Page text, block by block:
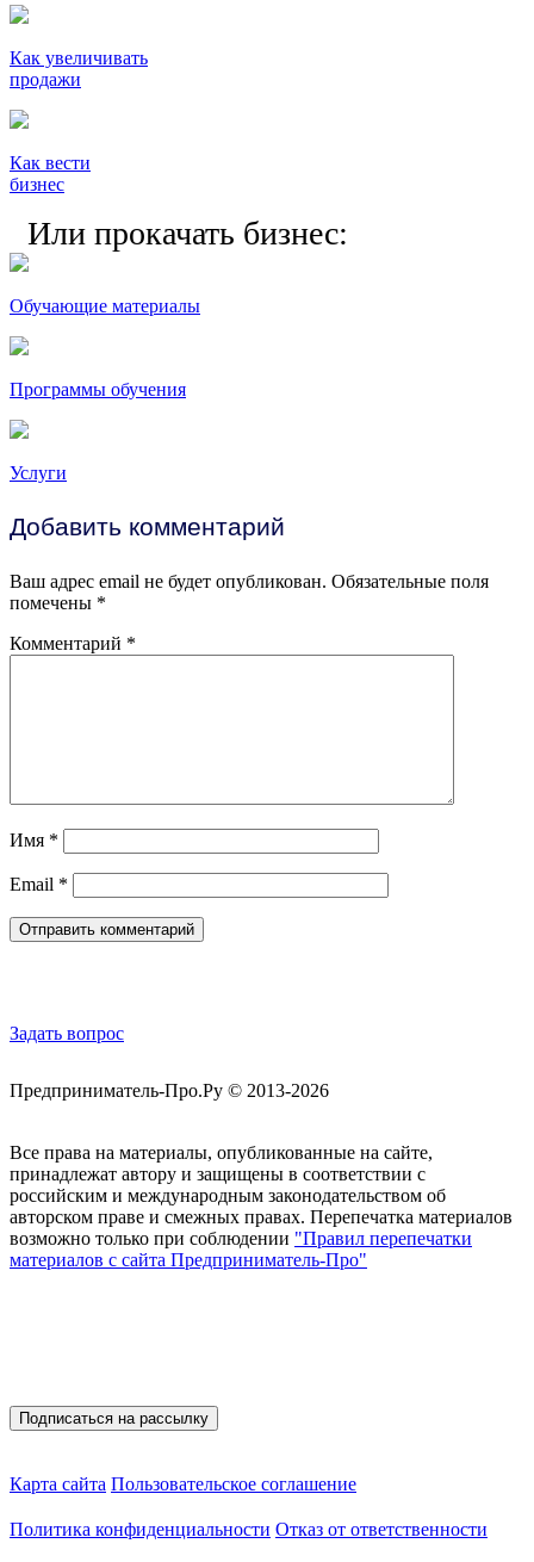
Как увеличивать
продажи
Как вести
бизнес
Или прокачать бизнес:
Обучающие материалы
Программы обучения
Услуги
Добавить комментарий
Ваш адрес email не будет опубликован. Обязательные поля
помечены *
Комментарий *
Имя *
Email *
Задать вопрос
Предприниматель-Про.Ру © 2013-2026
Все права на материалы, опубликованные на сайте,
принадлежат автору и защищены в соответствии с
российским и международным законодательством об
авторском праве и смежных правах. Перепечатка материалов
возможно только при соблюдении "Правил перепечатки
материалов с сайта Предприниматель-Про"
Карта сайта Пользовательское соглашение
Политика конфиденциальности Отказ от ответственности